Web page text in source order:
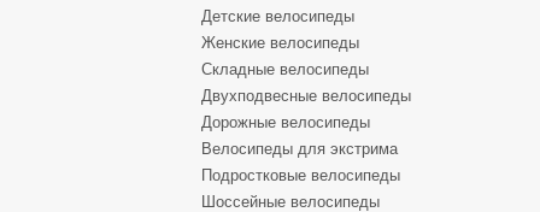
Детские велосипеды
Женские велосипеды
Складные велосипеды
Двухподвесные велосипеды
Дорожные велосипеды
Велосипеды для экстрима
Подростковые велосипеды
Шоссейные велосипеды